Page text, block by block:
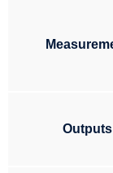
Outputs